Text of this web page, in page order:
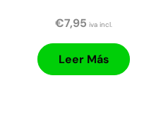
€7,95 iva incl.
Leer Más